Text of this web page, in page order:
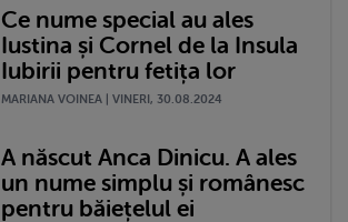
Ce nume special au ales
Iustina și Cornel de la Insula
Iubirii pentru fetița lor
MARIANA VOINEA | VINERI, 30.08.2024
A născut Anca Dinicu. A ales
un nume simplu și românesc
pentru băiețelul ei